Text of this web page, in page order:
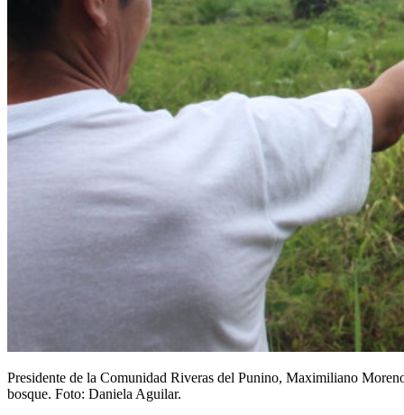
Presidente de la Comunidad Riveras del Punino, Maximiliano
bosque. Foto: Daniela Aguilar.